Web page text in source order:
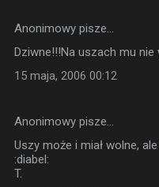
Anonimowy pisze…
Dziwne!!!Na uszach mu nie
15 maja, 2006 00:12
Anonimowy pisze…
Uszy może i miał wolne,
:diabel:
T.